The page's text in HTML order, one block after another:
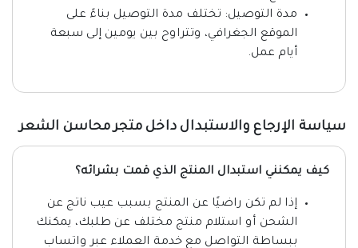
مدة التوصيل: تختلف مدة التوصيل بناءً على
الموقع الجغرافي، وتتراوح بين يومين إلى سبعة
أيام عمل.
سياسة الإرجاع والاستبدال داخل متجر محاسن الشعر
كيف يمكنني استبدال المنتج الذي قمت بشرائه؟
إذا لم تكن راضيًا عن المنتج بسبب عيب ناتج عن
الشحن أو استلام منتج مختلف عن طلبك، يمكنك
ببساطة التواصل مع خدمة العملاء عبر واتساب